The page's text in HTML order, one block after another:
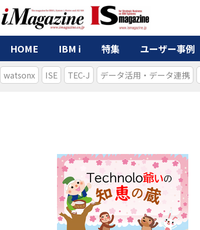
HOME IBM i 特集 ユーザー事例
watsonx ISE TEC-J データ活用・データ連携